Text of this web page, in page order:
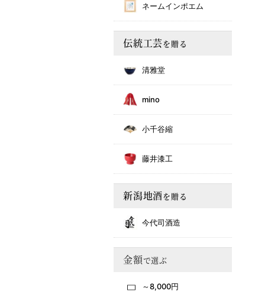
ネームインポエム
伝統工芸を贈る
清雅堂
mino
小千谷縮
藤井漆工
新潟地酒を贈る
今代司酒造
金額で選ぶ
～8,000円